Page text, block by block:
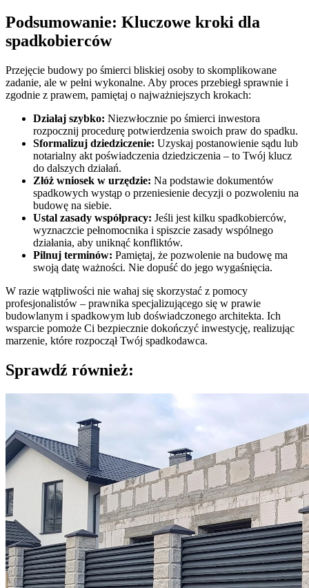
Podsumowanie: Kluczowe kroki dla
spadkobierców
Przejęcie budowy po śmierci bliskiej osoby to skomplikowane
zadanie, ale w pełni wykonalne. Aby proces przebiegł sprawnie i
zgodnie z prawem, pamiętaj o najważniejszych krokach:
Działaj szybko: Niezwłocznie po śmierci inwestora
rozpocznij procedurę potwierdzenia swoich praw do spadku.
Sformalizuj dziedziczenie: Uzyskaj postanowienie sądu lub
notarialny akt poświadczenia dziedziczenia – to Twój klucz
do dalszych działań.
Złóż wniosek w urzędzie: Na podstawie dokumentów
spadkowych wystąp o przeniesienie decyzji o pozwoleniu na
budowę na siebie.
Ustal zasady współpracy: Jeśli jest kilku spadkobierców,
wyznaczcie pełnomocnika i spiszcie zasady wspólnego
działania, aby uniknąć konfliktów.
Pilnuj terminów: Pamiętaj, że pozwolenie na budowę ma
swoją datę ważności. Nie dopuść do jego wygaśnięcia.
W razie wątpliwości nie wahaj się skorzystać z pomocy
profesjonalistów – prawnika specjalizującego się w prawie
budowlanym i spadkowym lub doświadczonego architekta. Ich
wsparcie pomoże Ci bezpiecznie dokończyć inwestycję, realizując
marzenie, które rozpoczął Twój spadkodawca.
Sprawdź również: